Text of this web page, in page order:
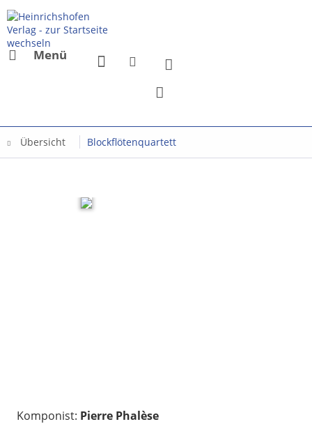
Menü
Übersicht Blockflötenquartett
Komponist: Pierre Phalèse